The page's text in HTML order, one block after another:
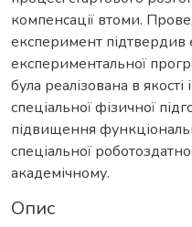
компенсації втоми.
експеримент підтвердив
експериментальної
була реалізована в
спеціальної фізичної
підвищення
спеціальної
академічному.
Опис